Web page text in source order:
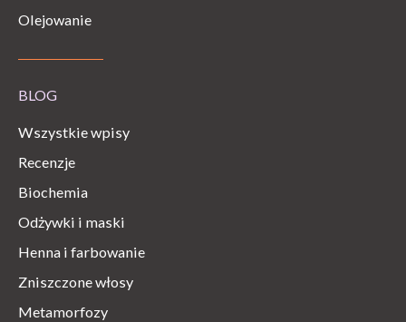
Olejowanie
BLOG
Wszystkie wpisy
Recenzje
Biochemia
Odżywki i maski
Henna i farbowanie
Zniszczone włosy
Metamorfozy